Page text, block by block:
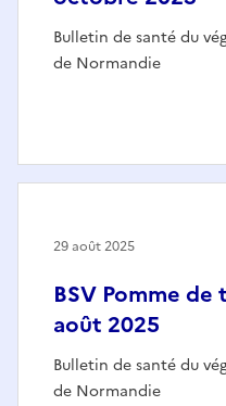
Bulletin de santé du
de Normandie
BSV Pomme de
août 2025
Bulletin de santé du
de Normandie
29 août 2025